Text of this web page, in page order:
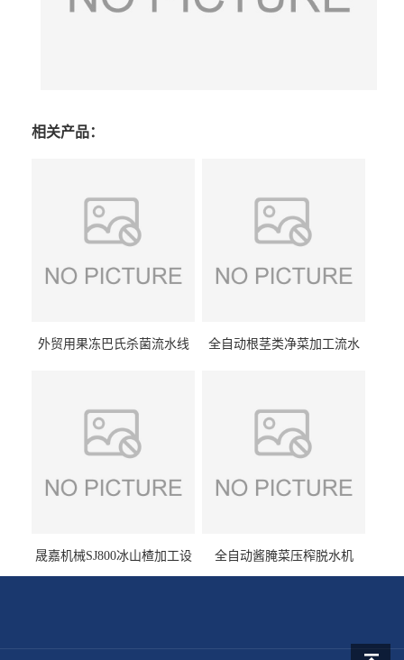
相关产品：
外贸用果冻巴氏杀菌流水线
全自动根茎类净菜加工流水
晟嘉机械SJ800冰山楂加工设
备 山楂浸糖机设备
全自动酱腌菜压榨脱水机